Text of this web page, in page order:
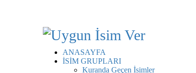
ANASAYFA
İSİM GRUPLARI
Kuranda Geçen İsimler